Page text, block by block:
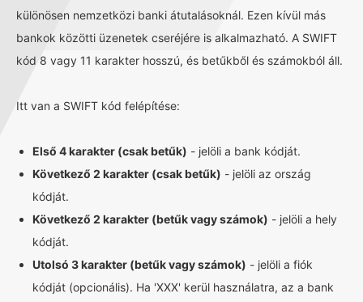
különösen nemzetközi banki átutalásoknál. Ezen kívül más
bankok közötti üzenetek cseréjére is alkalmazható. A SWIFT
kód 8 vagy 11 karakter hosszú, és betűkből és számokból áll.
Itt van a SWIFT kód felépítése:
Első 4 karakter (csak betűk) - jelöli a bank kódját.
Következő 2 karakter (csak betűk) - jelöli az ország
kódját.
Következő 2 karakter (betűk vagy számok) - jelöli a hely
kódját.
Utolsó 3 karakter (betűk vagy számok) - jelöli a fiók
kódját (opcionális). Ha 'XXX' kerül használatra, az a bank